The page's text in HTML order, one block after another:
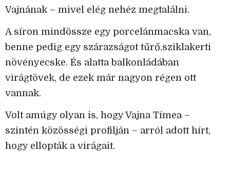
Vajnának – mivel elég nehéz megtalálni.
A síron mindössze egy porcelánmacska van,
benne pedig egy szárazságot tűrő,sziklakerti
növényecske. És alatta balkonládában
virágtövek, de ezek már nagyon régen ott
vannak.
Volt amúgy olyan is, hogy Vajna Tímea –
szintén közösségi profilján – arról adott hírt,
hogy ellopták a virágait.